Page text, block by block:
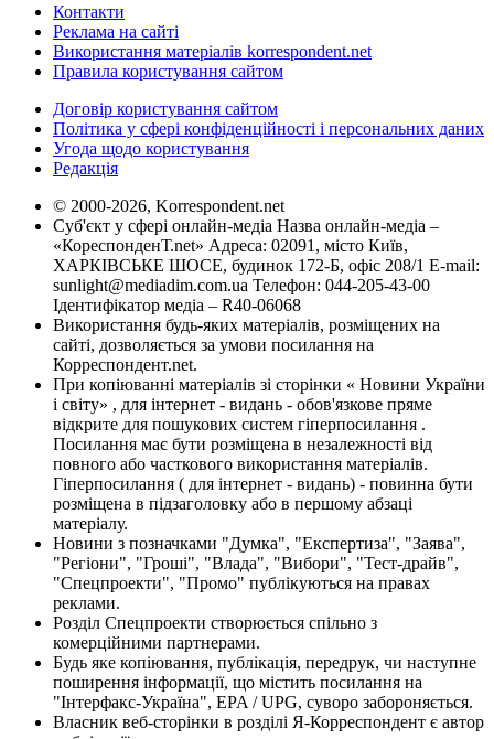
Контакти
Реклама на сайті
Використання матеріалів korrespondent.net
Правила користування сайтом
Договір користування сайтом
Політика у сфері конфіденційності і персональних даних
Угода щодо користування
Редакція
© 2000-2026, Korrespondent.net
Суб'єкт у сфері онлайн-медіа Назва онлайн-медіа –
«КореспонденТ.net» Адреса: 02091, місто Київ,
ХАРКІВСЬКЕ ШОСЕ, будинок 172-Б, офіс 208/1 E-mail:
sunlight@mediadim.com.ua Телефон: 044-205-43-00
Ідентифікатор медіа – R40-06068
Використання будь-яких матеріалів, розміщених на
сайті, дозволяється за умови посилання на
Корреспондент.net.
При копіюванні матеріалів зі сторінки « Новини України
і світу» , для інтернет - видань - обов'язкове пряме
відкрите для пошукових систем гіперпосилання .
Посилання має бути розміщена в незалежності від
повного або часткового використання матеріалів.
Гіперпосилання ( для інтернет - видань) - повинна бути
розміщена в підзаголовку або в першому абзаці
матеріалу.
Новини з позначками "Думка", "Експертиза", "Заява",
"Регіони", "Гроші", "Влада", "Вибори", "Тест-драйв",
"Спецпроекти", "Промо" публікуються на правах
реклами.
Розділ Спецпроекти створюється спільно з
комерційними партнерами.
Будь яке копіювання, публікація, передрук, чи наступне
поширення інформації, що містить посилання на
"Інтерфакс-Україна", EPA / UPG, суворо забороняється.
Власник веб-сторінки в розділі Я-Корреспондент є автор